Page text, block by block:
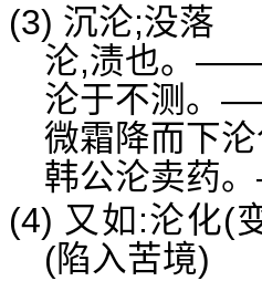
(3) 沉沦;没落
沦,渍也。——
沦于不测。
微霜降而下
韩公沦卖药
(4) 又如:沦化(
(陷入苦境)